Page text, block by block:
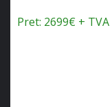
Pret: 2699€ + TVA